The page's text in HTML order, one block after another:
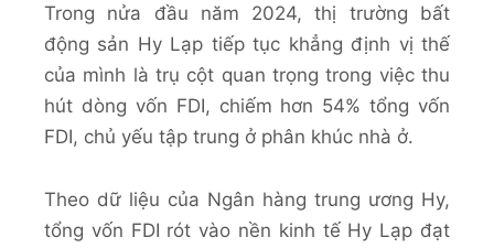
Trong nửa đầu năm 2024, thị trường bất
động sản Hy Lạp tiếp tục khẳng định vị thế
của mình là trụ cột quan trọng trong việc thu
hút dòng vốn FDI, chiếm hơn 54% tổng vốn
FDI, chủ yếu tập trung ở phân khúc nhà ở.
Theo dữ liệu của Ngân hàng trung ương Hy,
tổng vốn FDI rót vào nền kinh tế Hy Lạp đạt